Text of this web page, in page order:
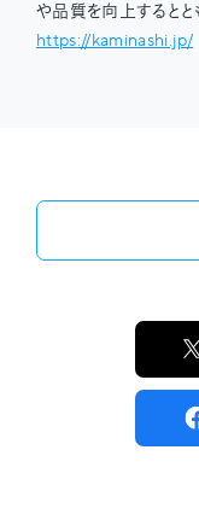
や品質を向上するとと
https://kaminashi.jp/